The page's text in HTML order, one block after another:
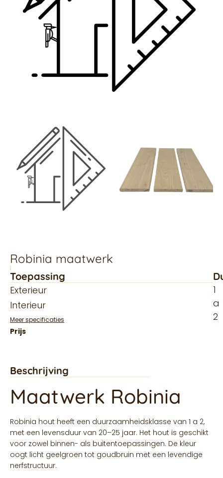
Robinia maatwerk
Toepassing
Exterieur
Interieur
Meer specificaties
1
a
2
Beschrijving
Maatwerk Robinia
Robinia hout heeft een duurzaamheidsklasse van 1 a 2,
met een levensduur van 20–25 jaar. Het hout is geschikt
voor zowel binnen- als buitentoepassingen. De kleur
oogt licht geelgroen tot goudbruin met een levendige
nerfstructuur.